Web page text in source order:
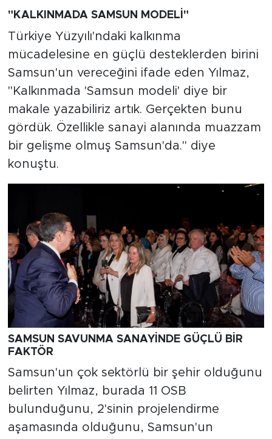
"KALKINMADA SAMSUN MODELİ"
Türkiye Yüzyılı'ndaki kalkınma
mücadelesine en güçlü desteklerden birini
Samsun'un vereceğini ifade eden Yılmaz,
"Kalkınmada 'Samsun modeli' diye bir
makale yazabiliriz artık. Gerçekten bunu
gördük. Özellikle sanayi alanında muazzam
bir gelişme olmuş Samsun'da." diye
konuştu.
SAMSUN SAVUNMA SANAYİNDE GÜÇLÜ BİR
FAKTÖR
Samsun'un çok sektörlü bir şehir olduğunu
belirten Yılmaz, burada 11 OSB
bulunduğunu, 2'sinin projelendirme
aşamasında olduğunu, Samsun'un